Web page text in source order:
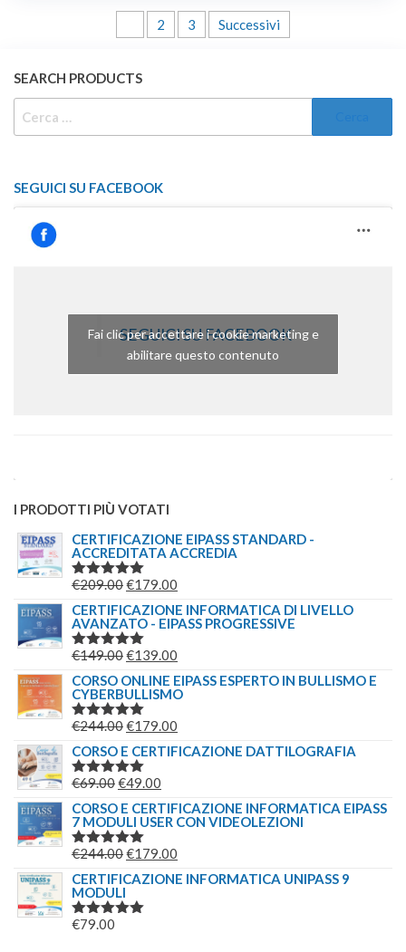
articoli
2 3 Successivi
SEARCH PRODUCTS
SEGUICI SU FACEBOOK
SEGUICI SU FACEBOOK
Fai clic per accettare i cookie marketing e
abilitare questo contenuto
I PRODOTTI PIÙ VOTATI
CERTIFICAZIONE EIPASS STANDARD -
ACCREDITATA ACCREDIA
VALUTATO
€209.00IL
PREZZO
ORIGINALE
ERA:
€179.00
PREZZO
ATTUALE
CERTIFICAZIONE INFORMATICA DI LIVELLO
AVANZATO - EIPASS PROGRESSIVE
VALUTATO
€149.00IL
PREZZO
ORIGINALE
ERA:
€139.00
PREZZO
ATTUALE
CORSO ONLINE EIPASS ESPERTO IN BULLISMO E
CYBERBULLISMO
VALUTATO
€244.00IL
PREZZO
ORIGINALE
ERA:
€244.00.
€179.00
PREZZO
€179.00.
CORSO E CERTIFICAZIONE DATTILOGRAFIA
VALUTATO
€69.00IL
PREZZO
ORIGINALE
ERA:
€49.00
PREZZO
ATTUALE
È:
CORSO E CERTIFICAZIONE INFORMATICA EIPASS
7 MODULI USER CON VIDEOLEZIONI
VALUTATO
€244.00IL
PREZZO
ERA:
€179.00
PREZZO
CERTIFICAZIONE INFORMATICA UNIPASS 9
MODULI
VALUTATO
€79.00